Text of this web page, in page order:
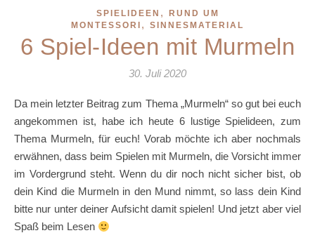
SPIELIDEEN ,
RUND UM
MONTESSORI , SINNESMATERIAL
6 Spiel-Ideen mit Murmeln
30. Juli 2020
Da mein letzter Beitrag zum Thema „Murmeln“ so gut bei euch
angekommen ist, habe ich heute 6 lustige Spielideen, zum
Thema Murmeln, für euch! Vorab möchte ich aber nochmals
erwähnen, dass beim Spielen mit Murmeln, die Vorsicht immer
im Vordergrund steht. Wenn du dir noch nicht sicher bist, ob
dein Kind die Murmeln in den Mund nimmt, so lass dein Kind
bitte nur unter deiner Aufsicht damit spielen! Und jetzt aber viel
Spaß beim Lesen